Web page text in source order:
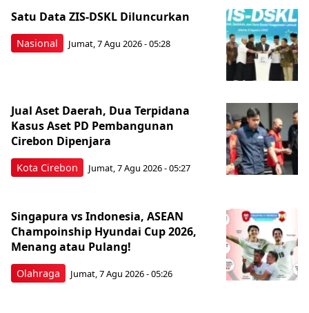
Nasional
Satu Data ZIS-DSKL Diluncurkan
Jumat, 7 Agu 2026 - 05:28
Kota Cirebon
Jual Aset Daerah, Dua Terpidana
Kasus Aset PD Pembangunan
Cirebon Dipenjara
Jumat, 7 Agu 2026 - 05:27
Olahraga
Singapura vs Indonesia, ASEAN
Champoinship Hyundai Cup 2026,
Menang atau Pulang!
Jumat, 7 Agu 2026 - 05:26